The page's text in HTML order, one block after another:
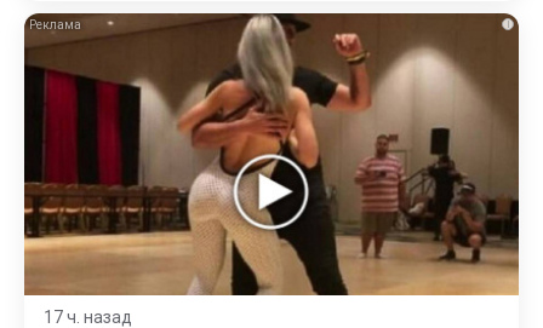
i
17 ч. назад